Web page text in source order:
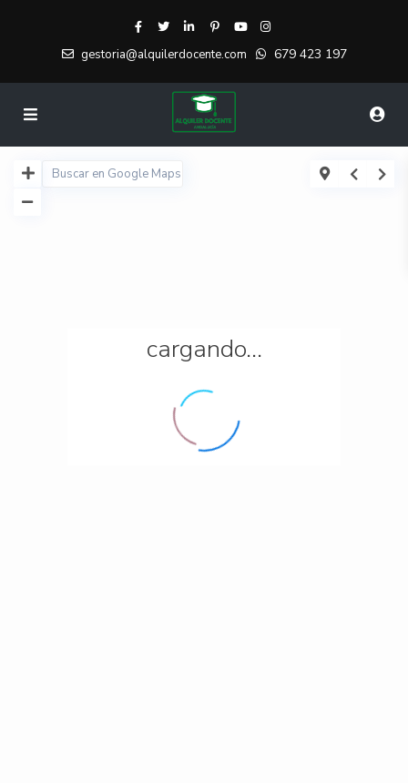
gestoria@alquilerdocente.com 679 423 197
cargando...